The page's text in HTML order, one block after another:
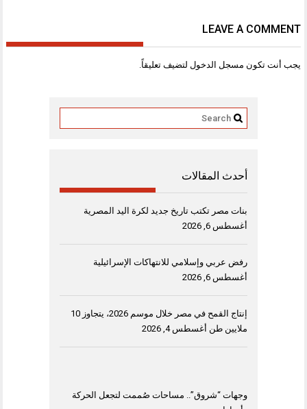
LEAVE A COMMENT
يجب أنت تكون مسجل الدخول لتضيف تعليقاً.
أحدث المقالات
بنات مصر تكتب تاريخ جديد لكرة اليد المصرية
أغسطس 6, 2026
رفض عربي وإسلامي للانتهاكات الإسرائيلية
أغسطس 6, 2026
إنتاج القمح في مصر خلال موسم 2026، يتجاوز 10
ملايين طن أغسطس 4, 2026
وجهات “شروق”.. مساحات صُممت لتجعل الحركة